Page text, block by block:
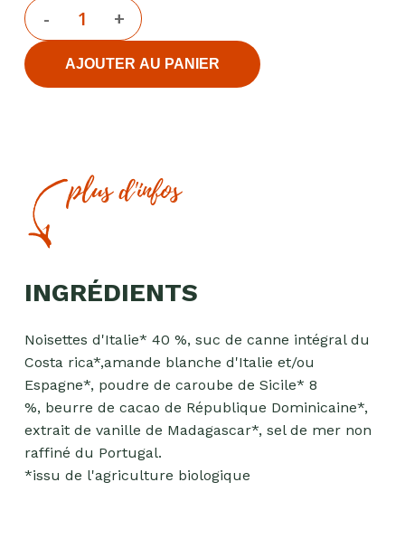
AJOUTER AU PANIER
plus d'infos
INGRÉDIENTS
Noisettes d'Italie* 40 %, suc de canne intégral du
Costa rica*,amande blanche d'Italie et/ou
Espagne*, poudre de caroube de Sicile* 8
%, beurre de cacao de République Dominicaine*,
extrait de vanille de Madagascar*, sel de mer non
raffiné du Portugal.
*issu de l'agriculture biologique